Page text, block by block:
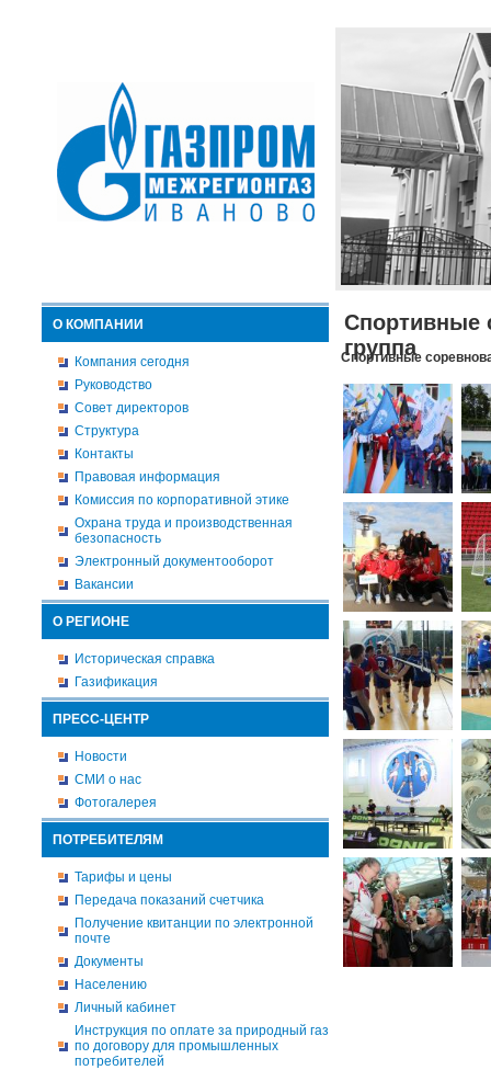
О КОМПАНИИ
Компания сегодня
Руководство
Совет директоров
Структура
Контакты
Правовая информация
Комиссия по корпоративной этике
Охрана труда и производственная
безопасность
Электронный документооборот
Вакансии
О РЕГИОНЕ
Историческая справка
Газификация
ПРЕСС-ЦЕНТР
Новости
СМИ о нас
Фотогалерея
ПОТРЕБИТЕЛЯМ
Тарифы и цены
Передача показаний счетчика
Получение квитанции по электронной
почте
Документы
Населению
Личный кабинет
Инструкция по оплате за природный газ
по договору для промышленных
потребителей
Спортивные
группа
Спортивные